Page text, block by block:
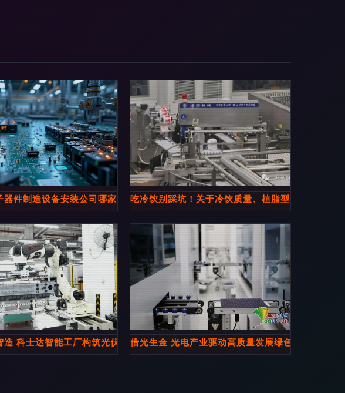
详解
件制造设备安装公司哪家好 吃冷饮别踩坑！关于冷饮质量、植脂型冰淇淋和解
旺
造 科士达智能工厂构筑光伏生产新生态借光生金 光电产业驱动高质量发展绿色动能